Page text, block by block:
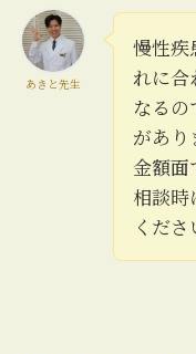
あきと先生
慢性疾
れに合
なる
があり
金額面
相談時
くださ